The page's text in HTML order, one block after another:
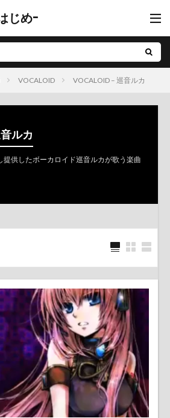
じめ-
VOCALOID VOCALOID – 巡音ルカ
ルカ
提供したボーカロイド巡音ルカが歌う楽曲